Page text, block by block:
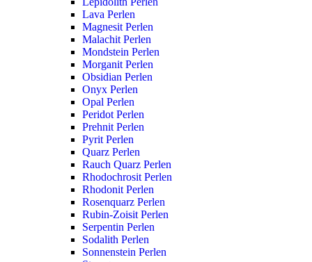
Lava Perlen
Magnesit Perlen
Malachit Perlen
Mondstein Perlen
Morganit Perlen
Obsidian Perlen
Onyx Perlen
Opal Perlen
Peridot Perlen
Prehnit Perlen
Pyrit Perlen
Quarz Perlen
Rauch Quarz Perlen
Rhodochrosit Perlen
Rhodonit Perlen
Rosenquarz Perlen
Rubin-Zoisit Perlen
Serpentin Perlen
Sodalith Perlen
Sonnenstein Perlen